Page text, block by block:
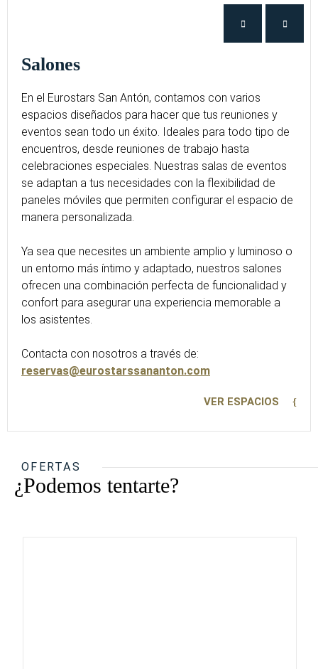
Salones
En el Eurostars San Antón, contamos con varios
espacios diseñados para hacer que tus reuniones y
eventos sean todo un éxito. Ideales para todo tipo de
encuentros, desde reuniones de trabajo hasta
celebraciones especiales. Nuestras salas de eventos
se adaptan a tus necesidades con la flexibilidad de
paneles móviles que permiten configurar el espacio de
manera personalizada.
Ya sea que necesites un ambiente amplio y luminoso o
un entorno más íntimo y adaptado, nuestros salones
ofrecen una combinación perfecta de funcionalidad y
confort para asegurar una experiencia memorable a
los asistentes.
Contacta con nosotros a través de:
reservas@eurostarssananton.com
VER ESPACIOS
OFERTAS
¿Podemos tentarte?